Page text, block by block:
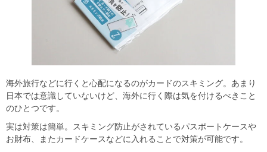
海外旅行などに行くと心配になるのがカードのスキミング。あまり
日本では意識していないけど、海外に行く際は気を付けるべきこと
のひとつです。
実は対策は簡単。スキミング防止がされているパスポートケースや
お財布、またカードケースなどに入れることで対策が可能です。